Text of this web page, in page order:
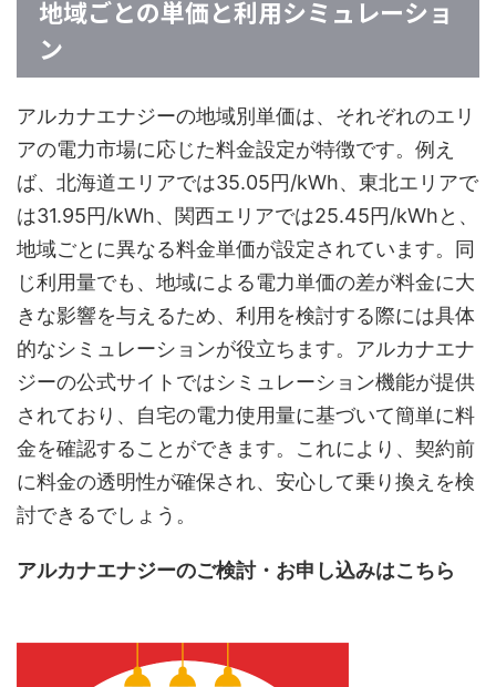
地域ごとの単価と利用シミュレーショ
ン
アルカナエナジーの地域別単価は、それぞれのエリ
アの電力市場に応じた料金設定が特徴です。例え
ば、北海道エリアでは35.05円/kWh、東北エリアで
は31.95円/kWh、関西エリアでは25.45円/kWhと、
地域ごとに異なる料金単価が設定されています。同
じ利用量でも、地域による電力単価の差が料金に大
きな影響を与えるため、利用を検討する際には具体
的なシミュレーションが役立ちます。アルカナエナ
ジーの公式サイトではシミュレーション機能が提供
されており、自宅の電力使用量に基づいて簡単に料
金を確認することができます。これにより、契約前
に料金の透明性が確保され、安心して乗り換えを検
討できるでしょう。
アルカナエナジーのご検討・お申し込みはこちら